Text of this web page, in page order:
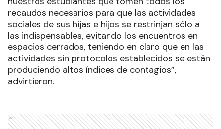
recaudos necesarios para que las actividades
sociales de sus hijas e hijos se restrinjan sólo a
las indispensables, evitando los encuentros en
espacios cerrados, teniendo en claro que en las
actividades sin protocolos establecidos se están
produciendo altos índices de contagios”,
advirtieron.
Ads